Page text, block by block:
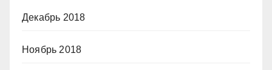
Декабрь 2018
Ноябрь 2018